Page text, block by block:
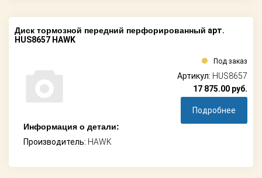
Диск тормозной передний перфорированный арт.
HUS8657 HAWK
Информация о детали:
Производитель: HAWK
Под заказ
Артикул: HUS8657
17 875.00 руб.
Подробнее